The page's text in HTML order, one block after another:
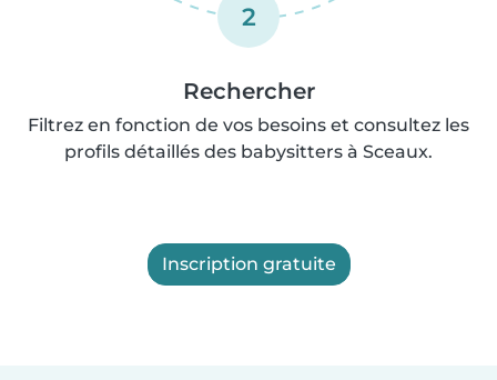
2
Rechercher
Filtrez en fonction de vos besoins et consultez les
profils détaillés des babysitters à Sceaux.
Inscription gratuite